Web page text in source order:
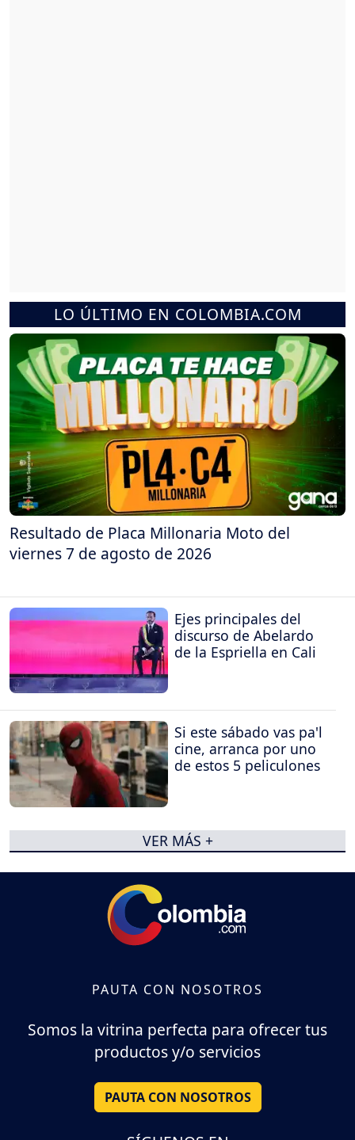
LO ÚLTIMO EN COLOMBIA.COM
Resultado de Placa Millonaria Moto del
viernes 7 de agosto de 2026
Ejes principales del
discurso de Abelardo
de la Espriella en Cali
Si este sábado vas pa'l
cine, arranca por uno
de estos 5 peliculones
VER MÁS +
PAUTA CON NOSOTROS
Somos la vitrina perfecta para ofrecer tus
productos y/o servicios
PAUTA CON NOSOTROS